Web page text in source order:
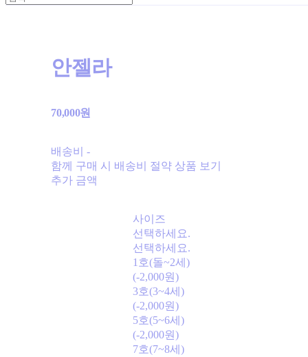
안젤라
70,000원
배송비-
함께 구매 시 배송비 절약 상품 보기
추가 금액
사이즈
선택하세요.
선택하세요.
1호(돌~2세)
(-2,000원)
3호(3~4세)
(-2,000원)
5호(5~6세)
(-2,000원)
7호(7~8세)